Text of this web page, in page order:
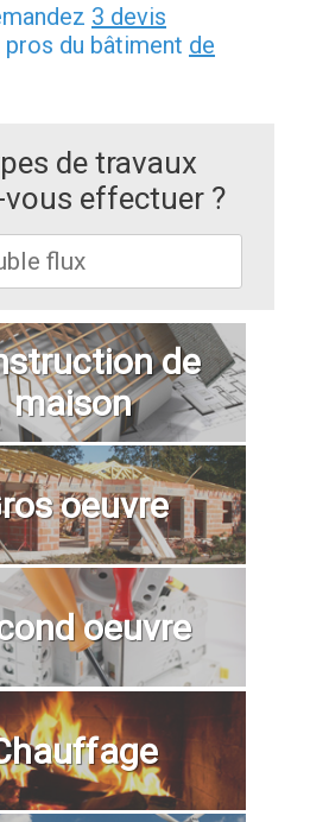
3 devis
pros du bâtiment de
de travaux
effectuer ?
de
maison
oeuvre
oeuvre